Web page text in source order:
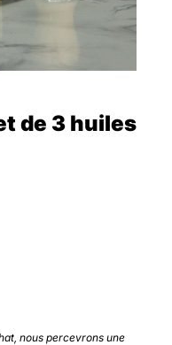
de 3 huiles
nous percevrons une